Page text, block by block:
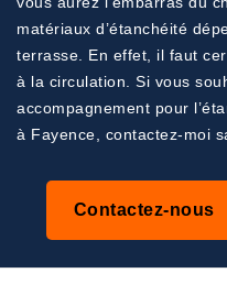
matériaux d’étanchéité
terrasse. En effet, il faut
à la circulation. Si vous
accompagnement pour
à Fayence, contactez-moi
Contactez-nous